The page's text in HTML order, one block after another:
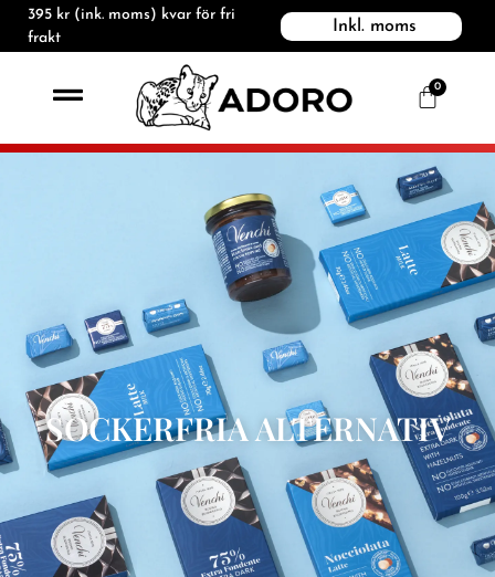
395 kr (ink. moms) kvar för fri
frakt
Inkl. moms
0
SOCKERFRIA ALTERNATIV